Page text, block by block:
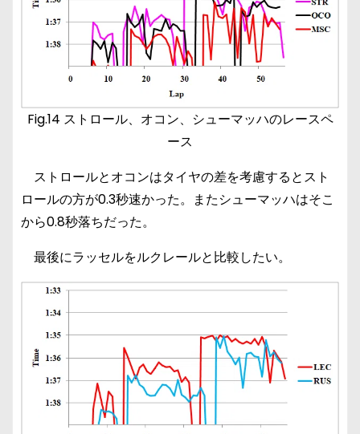
Fig.14 ストロール、オコン、シューマッハのレースペ
ース
ストロールとオコンはタイヤの差を考慮するとスト
ロールの方が0.3秒速かった。またシューマッハはそこ
から0.8秒落ちだった。
最後にラッセルをルクレールと比較したい。